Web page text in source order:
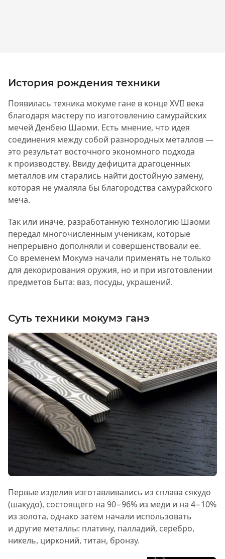
История рождения техники
Появилась техника мокуме гане в конце XVII века
благодаря мастеру по изготовлению самурайских
мечей Денбею Шаоми. Есть мнение, что идея
соединения между собой разнородных металлов —
это результат восточного экономного подхода
к производству. Ввиду дефицита драгоценных
металлов им старались найти достойную замену,
которая не умаляла бы благородства самурайского
меча.
Так или иначе, разработанную технологию Шаоми
передал многочисленным ученикам, которые
непрерывно дополняли и совершенствовали ее.
Со временем Мокумэ начали применять не только
для декорирования оружия, но и при изготовлении
предметов быта: ваз, посуды, украшений.
Суть техники мокумэ ганэ
Первые изделия изготавливались из сплава сякудо
(шакудо), состоящего на 90−96% из меди и на 4−10%
из золота, однако затем начали использовать
и другие металлы: платину, палладий, серебро,
никель, цирконий, титан, бронзу.